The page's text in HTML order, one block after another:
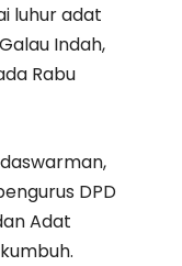
luhur adat
Indah,
Rabu
DPD
Adat